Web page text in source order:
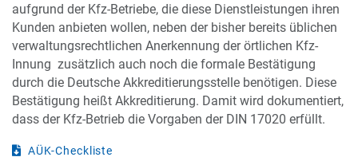
aufgrund der Kfz-Betriebe, die diese Dienstleistungen ihren
Kunden anbieten wollen, neben der bisher bereits üblichen
verwaltungsrechtlichen Anerkennung der örtlichen Kfz-
Innung zusätzlich auch noch die formale Bestätigung
durch die Deutsche Akkreditierungsstelle benötigen. Diese
Bestätigung heißt Akkreditierung. Damit wird dokumentiert,
dass der Kfz-Betrieb die Vorgaben der DIN 17020 erfüllt.
AÜK-Checkliste